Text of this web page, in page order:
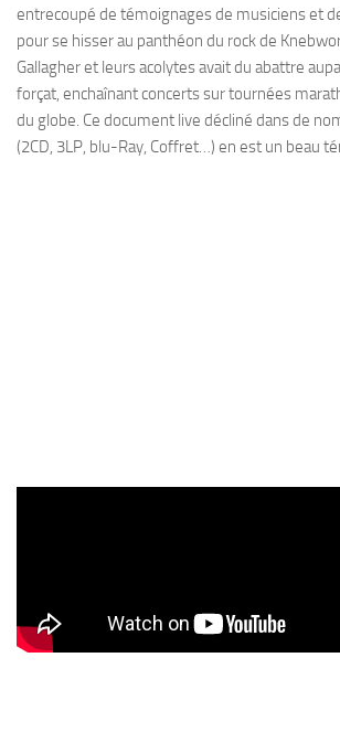
entrecoupé de témoignages de musiciens et
pour se hisser au panthéon du rock de
Gallagher et leurs acolytes avait du abattre
forçat, enchaînant concerts sur tournées
du globe. Ce document live décliné dans de
(2CD, 3LP, blu-Ray, Coffret…) en est un beau